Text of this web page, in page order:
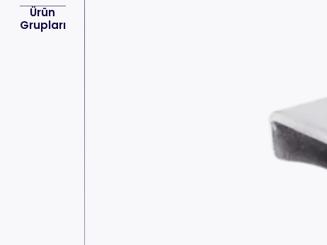
Ürün
Grupları